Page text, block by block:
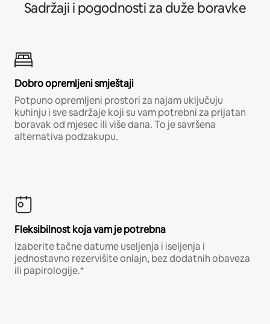
Sadržaji i pogodnosti za duže boravke
Dobro opremljeni smještaji
Potpuno opremljeni prostori za najam uključuju
kuhinju i sve sadržaje koji su vam potrebni za prijatan
boravak od mjesec ili više dana. To je savršena
alternativa podzakupu.
Fleksibilnost koja vam je potrebna
Izaberite tačne datume useljenja i iseljenja i
jednostavno rezervišite onlajn, bez dodatnih obaveza
ili papirologije.*